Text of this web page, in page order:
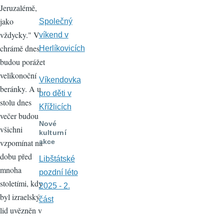
Jeruzalémě,
jako
vždycky." V
chrámě dnes
budou porážet
velikonoční
beránky. A u
stolu dnes
večer budou
všichni
vzpomínat na
dobu před
mnoha
stoletími, kdy
byl izraelský
lid uvězněn v
Společný
víkend v
Herlíkovicích
Víkendovka
pro děti v
Křížlicích
Nové
kulturní
akce
Libštátské
pozdní léto
2025 - 2.
část